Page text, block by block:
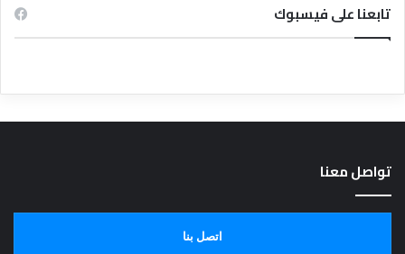
تابعنا على فيسبوك
تواصل معنا
اتصل بنا